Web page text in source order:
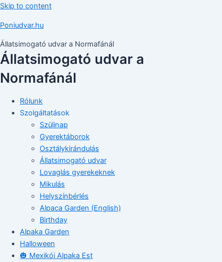
Skip to content
Poniudvar.hu
Állatsimogató udvar a Normafánál
Állatsimogató udvar a
Normafánál
Rólunk
Szolgáltatások
Szülinap
Gyerektáborok
Osztálykirándulás
Állatsimogató udvar
Lovaglás gyerekeknek
Mikulás
Helyszínbérlés
Alpaca Garden (English)
Birthday
Alpaka Garden
Halloween
🎃 Mexikói Alpaka Est